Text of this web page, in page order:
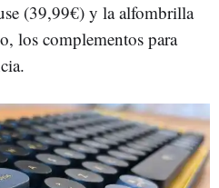
(39,99€) y la alfombrilla
los complementos para